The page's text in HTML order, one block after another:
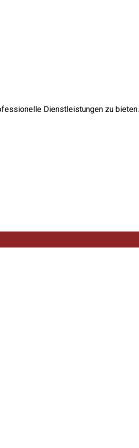
Dienstleistungen zu bieten.